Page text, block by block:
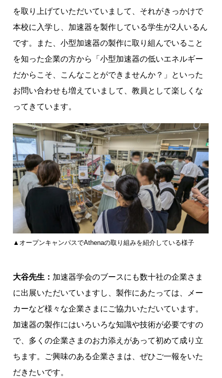
を取り上げていただいていまして、それがきっかけで
本校に入学し、加速器を製作している学生が2人いるん
です。また、小型加速器の製作に取り組んでいること
を知った企業の方から「小型加速器の低いエネルギー
だからこそ、こんなことができませんか？」といった
お問い合わせも増えていまして、教員として楽しくな
ってきています。
▲オープンキャンパスでAthenaの取り組みを紹介している様子
大谷先生： 加速器学会のブースにも数十社の企業さま
に出展いただいていますし、製作にあたっては、メー
カーなど様々な企業さまにご協力いただいています。
加速器の製作にはいろいろな知識や技術が必要ですの
で、多くの企業さまのお力添えがあって初めて成り立
ちます。ご興味のある企業さまは、ぜひご一報をいた
だきたいです。